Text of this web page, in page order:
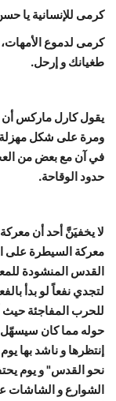
كرمى للإنسانية يا
كرمى لدموع
طغيانك و إرحل.
يقول كارل ماركس أن
ومرة على شكل مهزلة.
في آن مع بعض من
حدود الوقاحة.
لا يخفيَنَّ أحد أن
معركة السيطرة على
القدس المنشودة
لتجدي نفعاً لو بدأ
للحرب المفاجئة
حوله مما كان سيسهّل
إنتظرها و ناشد بها
نحو القدس" و يوم
الشوارع و الشاشات